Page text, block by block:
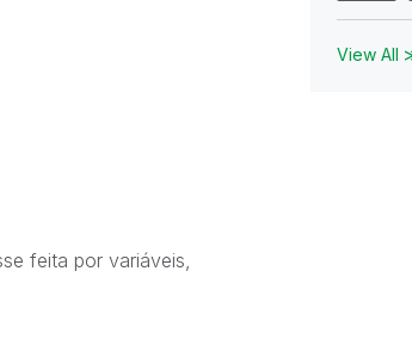
feita por variáveis,
View All